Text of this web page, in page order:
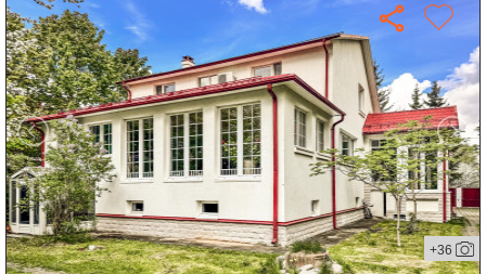
+36